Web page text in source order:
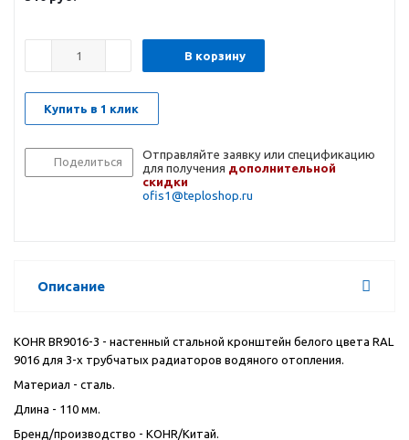
В корзину
Купить в 1 клик
Поделиться
Отправляйте заявку или спецификацию
для получения дополнительной
скидки
ofis1@teploshop.ru
Описание
KOHR BR9016-3 - настенный стальной кронштейн белого цвета RAL
9016 для 3-х трубчатых радиаторов водяного отопления.
Материал - сталь.
Длина - 110 мм.
Бренд/производство - KOHR/Китай.